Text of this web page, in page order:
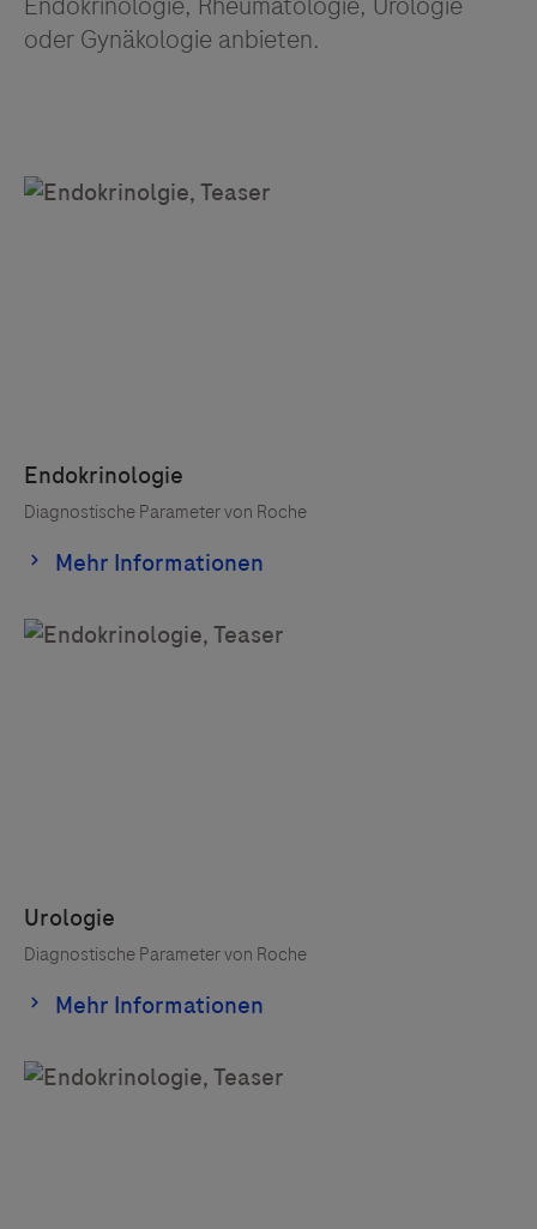
oder Gynäkologie anbieten.
lehnt ausdrücklich jegliche Verantwortung für
Drittinformationen und deren Verwendung ab.